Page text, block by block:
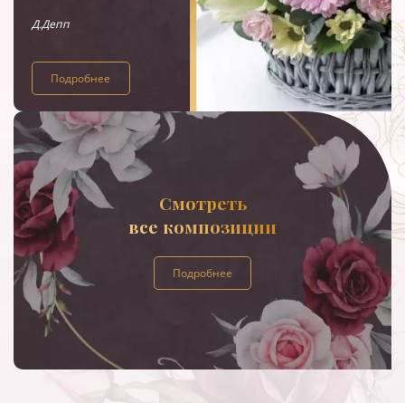
Д.Депп
Подробнее
Смотреть
все композиции
Подробнее